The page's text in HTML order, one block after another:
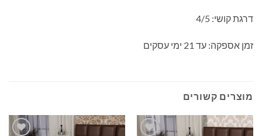
דרגת קושי: 4/5
זמן אספקה: עד 21 ימי עסקים
מוצרים קשורים